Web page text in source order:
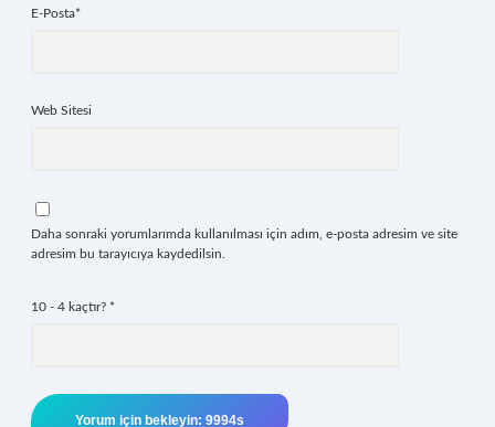
E-Posta*
Web Sitesi
Daha sonraki yorumlarımda kullanılması için adım, e-posta adresim ve site
adresim bu tarayıcıya kaydedilsin.
10 - 4 kaçtır? *